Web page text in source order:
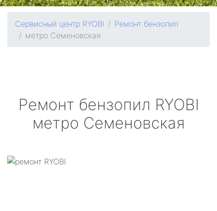
Сервисный центр RYOBI
Ремонт бензопил
метро Семеновская
Ремонт бензопил RYOBI
метро Семеновская